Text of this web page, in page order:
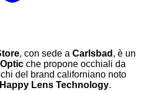
, con sede a Carlsbad , è un
che propone occhiali da
del brand californiano noto
Happy Lens Technology.